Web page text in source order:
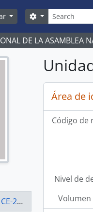
Búsqueda
Search options
DE LA ASAMBLEA
CE-21-061 - Actas-2000-2002
Área de
Código de
Nivel de